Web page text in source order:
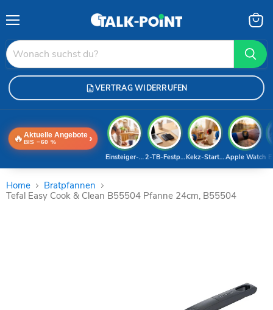
VERTRAG WIDERRUFEN
🔥 Aktuelle Angebote
BIS −60 % ›
Apple Watch
Kekz-Starterset
2-TB-Festplatte
Einsteiger-Handy
Home
Bratpfannen
Tefal Easy Cook & Clean B55504 Pfanne 24cm, B55504